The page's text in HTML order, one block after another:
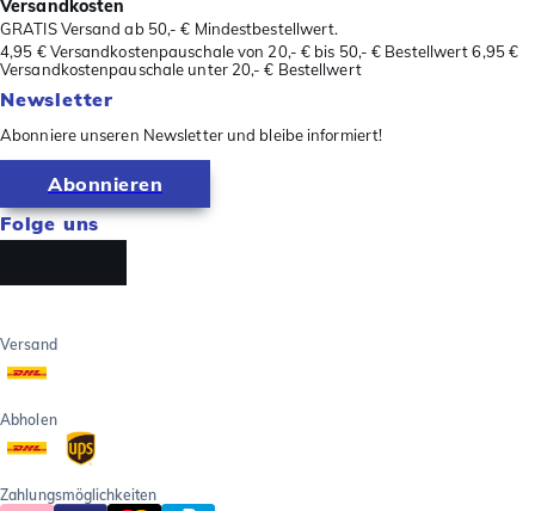
Versandkosten
GRATIS Versand ab 50,- € Mindestbestellwert.
4,95 € Versandkostenpauschale von 20,- € bis 50,- € Bestellwert 6,95 €
Versandkostenpauschale unter 20,- € Bestellwert
Newsletter
Abonniere unseren Newsletter und bleibe informiert!
Abonnieren
Folge uns
Versand
Abholen
Zahlungsmöglichkeiten